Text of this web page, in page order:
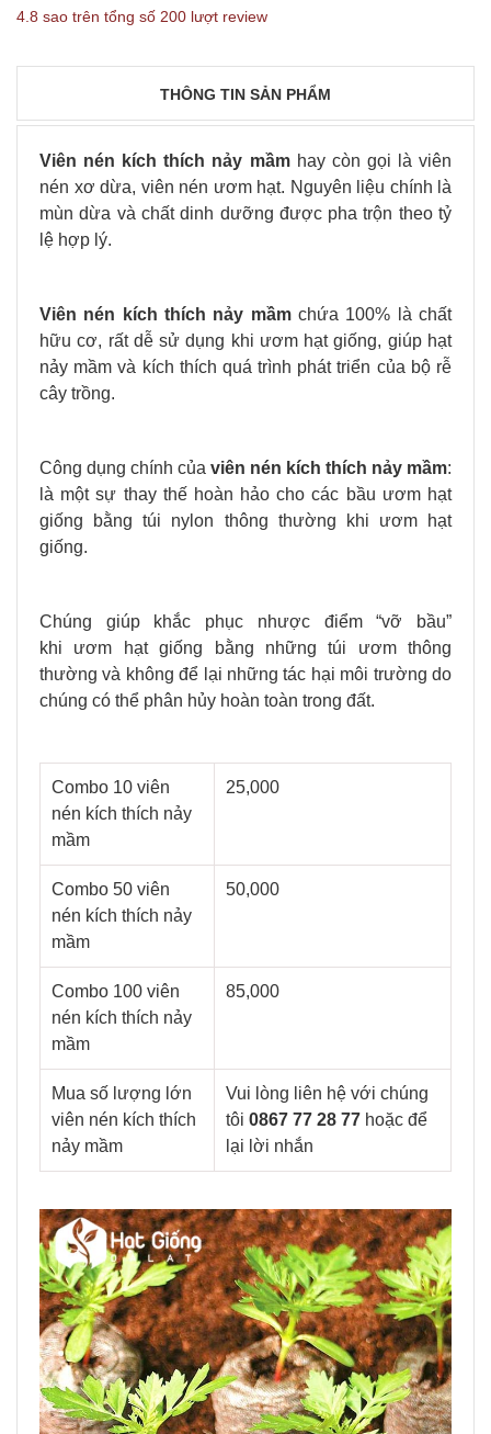
4.8 sao trên tổng số 200 lượt review
THÔNG TIN SẢN PHẨM
Viên nén kích thích nảy mầmhay còn gọi là viên
nén xơ dừa, viên nén ươm hạt. Nguyên liệu chính là
mùn dừa và chất dinh dưỡng được pha trộn theo tỷ
lệ hợp lý.
Viên nén kích thích nảy mầmchứa 100% là chất
hữu cơ, rất dễ sử dụng khi ươm hạt giống, giúp hạt
nảy mầm và kích thích quá trình phát triển của bộ rễ
cây trồng.
Công dụng chính của viên nén kích thích nảy mầm:
là một sự thay thế hoàn hảo cho các bầu ươm hạt
giống bằng túi nylon thông thường khi ươm hạt
giống.
Chúng giúp khắc phục nhược điểm “vỡ bầu”
khi ươm hạt giống bằng những túi ươm thông
thường và không để lại những tác hại môi trường do
chúng có thể phân hủy hoàn toàn trong đất.
Combo 10 viên
nén kích thích nảy
mầm
25,000
Combo 50 viên
nén kích thích nảy
mầm
50,000
Combo 100 viên
nén kích thích nảy
mầm
85,000
Mua số lượng lớn
viên nén kích thích
nảy mầm
Vui lòng liên hệ với chúng
tôi 0867 77 28 77 hoặc để
lại lời nhắn